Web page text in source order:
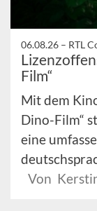
06.08.26 – RTL
Film“
Mit dem
Dino-Film“
eine
Von